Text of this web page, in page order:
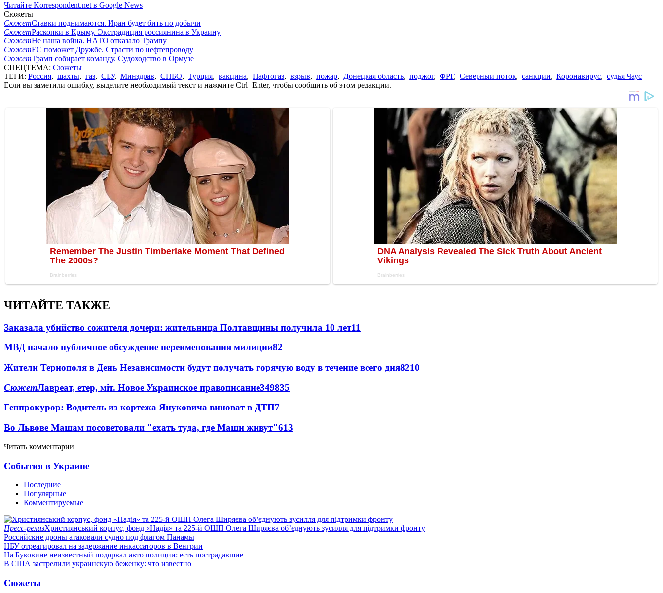
Читайте Korrespondent.net в Google News
Сюжеты
СюжетСтавки поднимаются. Иран будет бить по добычи
СюжетРаскопки в Крыму. Экстрадиция россиянина в Украину
СюжетНе наша война. НАТО отказало Трампу
СюжетЕС поможет Дружбе. Страсти по нефтепроводу
СюжетТрамп собирает команду. Судоходство в Ормузе
СПЕЦТЕМА: Сюжеты
ТЕГИ: Россия, шахты, газ, СБУ, Минздрав, СНБО, Турция, вакцина, Нафтогаз, взрыв, пожар, Донецкая область, поджог, ФРГ, Северный поток, санкции, Коронавирус, судья Чаус
Если вы заметили ошибку, выделите необходимый текст и нажмите Ctrl+Enter, чтобы сообщить об этом редакции.
ЧИТАЙТЕ ТАКЖЕ
Заказала убийство сожителя дочери: жительница Полтавщины получила 10 лет11
МВД начало публичное обсуждение переименования милиции82
Жители Тернополя в День Независимости будут получать горячую воду в течение всего дня8210
СюжетЛавреат, етер, міт. Новое Украинское правописание349835
Генпрокурор: Водитель из кортежа Януковича виноват в ДТП7
Во Львове Машам посоветовали "ехать туда, где Маши живут"613
Читать комментарии
События в Украине
Последние
Популярные
Комментируемые
Пресс-релизХристиянський корпус, фонд «Надія» та 225-й ОШП Олега Ширяєва об’єднують зусилля для підтримки фронту
Российские дроны атаковали судно под флагом Панамы
НБУ отреагировал на задержание инкассаторов в Венгрии
На Буковине неизвестный подорвал авто полиции: есть пострадавшие
В США застрелили украинскую беженку: что известно
Сюжеты